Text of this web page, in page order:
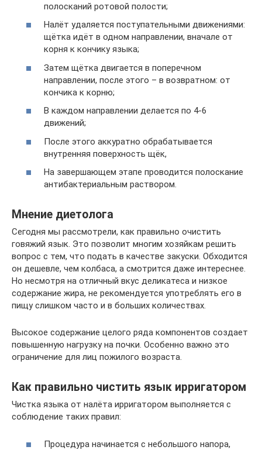
полосканий ротовой полости;
Налёт удаляется поступательными движениями:
щётка идёт в одном направлении, вначале от
корня к кончику языка;
Затем щётка двигается в поперечном
направлении, после этого – в возвратном: от
кончика к корню;
В каждом направлении делается по 4-6
движений;
После этого аккуратно обрабатывается
внутренняя поверхность щёк,
На завершающем этапе проводится полоскание
антибактериальным раствором.
Мнение диетолога
Сегодня мы рассмотрели, как правильно очистить
говяжий язык. Это позволит многим хозяйкам решить
вопрос с тем, что подать в качестве закуски. Обходится
он дешевле, чем колбаса, а смотрится даже интереснее.
Но несмотря на отличный вкус деликатеса и низкое
содержание жира, не рекомендуется употреблять его в
пищу слишком часто и в больших количествах.
Высокое содержание целого ряда компонентов создает
повышенную нагрузку на почки. Особенно важно это
ограничение для лиц пожилого возраста.
Как правильно чистить язык ирригатором
Чистка языка от налёта ирригатором выполняется с
соблюдение таких правил:
Процедура начинается с небольшого напора,